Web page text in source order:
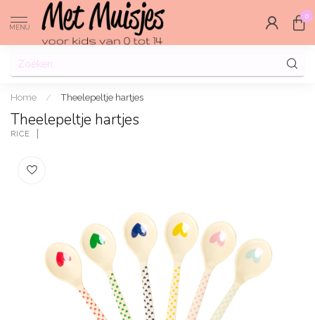
MENU
0
Home / Theelepeltje hartjes
Theelepeltje hartjes
RICE